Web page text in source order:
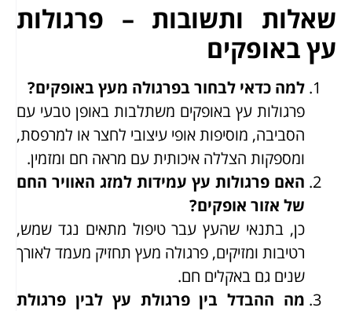
שאלות ותשובות – פרגולות
עץ באופקים
למה כדאי לבחור בפרגולה מעץ באופקים?
פרגולות עץ באופקים משתלבות באופן טבעי עם
הסביבה, מוסיפות אופי עיצובי לחצר או למרפסת,
ומספקות הצללה איכותית עם מראה חם ומזמין.
האם פרגולות עץ עמידות למזג האוויר החם
של אזור אופקים?
כן, בתנאי שהעץ עבר טיפול מתאים נגד שמש,
רטיבות ומזיקים, פרגולה מעץ תחזיק מעמד לאורך
שנים גם באקלים חם.
מה ההבדל בין פרגולת עץ לבין פרגולת